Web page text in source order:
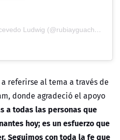
A post shared by Javiera Acevedo Ludwig (@rubiayguachaca)
referirse al tema a través de
donde agradeció el apoyo
a todas las personas que
hoy; es un esfuerzo que
Seguimos con toda la fe que